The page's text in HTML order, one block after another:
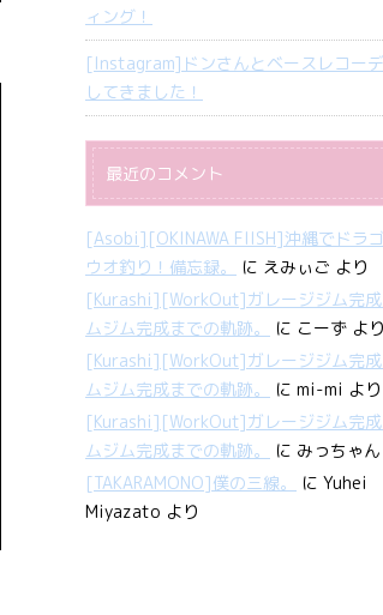
ィング！
[Instagram]ドンさんとベースレコー
してきました！
最近のコメント
[Asobi][OKINAWA FIISH]沖縄でドラ
ウオ釣り！備忘録。
に えみぃご より
[Kurashi][WorkOut]ガレージジム完成
ムジム完成までの軌跡。
に こーず より
[Kurashi][WorkOut]ガレージジム完成
ムジム完成までの軌跡。
に mi-mi より
[Kurashi][WorkOut]ガレージジム完成
ムジム完成までの軌跡。
に みっちゃん
[TAKARAMONO]僕の三線。
に Yuhei
Miyazato より